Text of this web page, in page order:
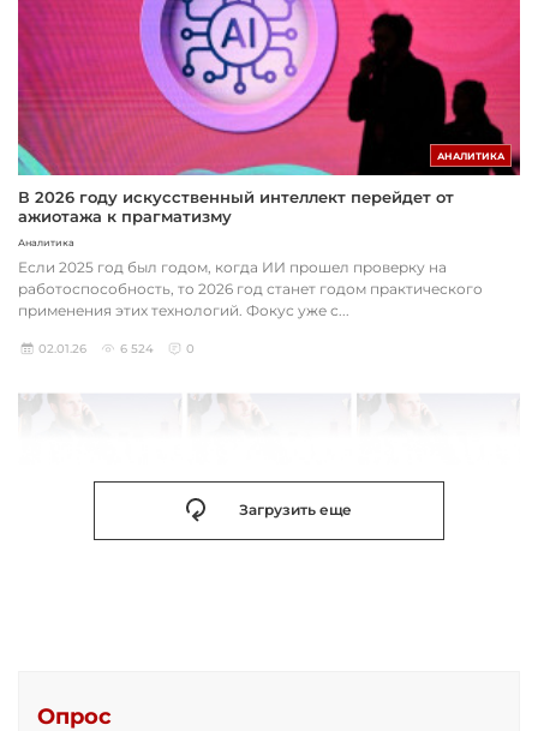
АНАЛИТИКА
В 2026 году искусственный интеллект перейдет от
ажиотажа к прагматизму
Аналитика
Если 2025 год был годом, когда ИИ прошел проверку на
работоспособность, то 2026 год станет годом практического
применения этих технологий. Фокус уже с...
02.01.26 6 524 0
Загрузить еще
Опрос